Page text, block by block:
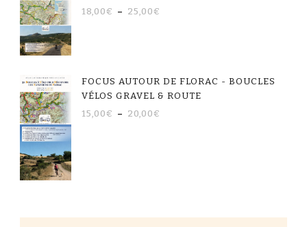
18,00€ – 25,00€
FOCUS AUTOUR DE FLORAC - BOUCLES
VÉLOS GRAVEL & ROUTE
15,00€ – 20,00€